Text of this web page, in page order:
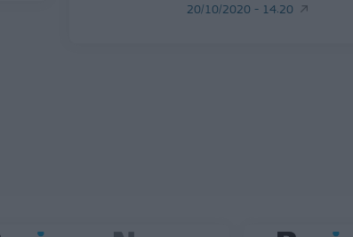
20/10/2020 - 14:20